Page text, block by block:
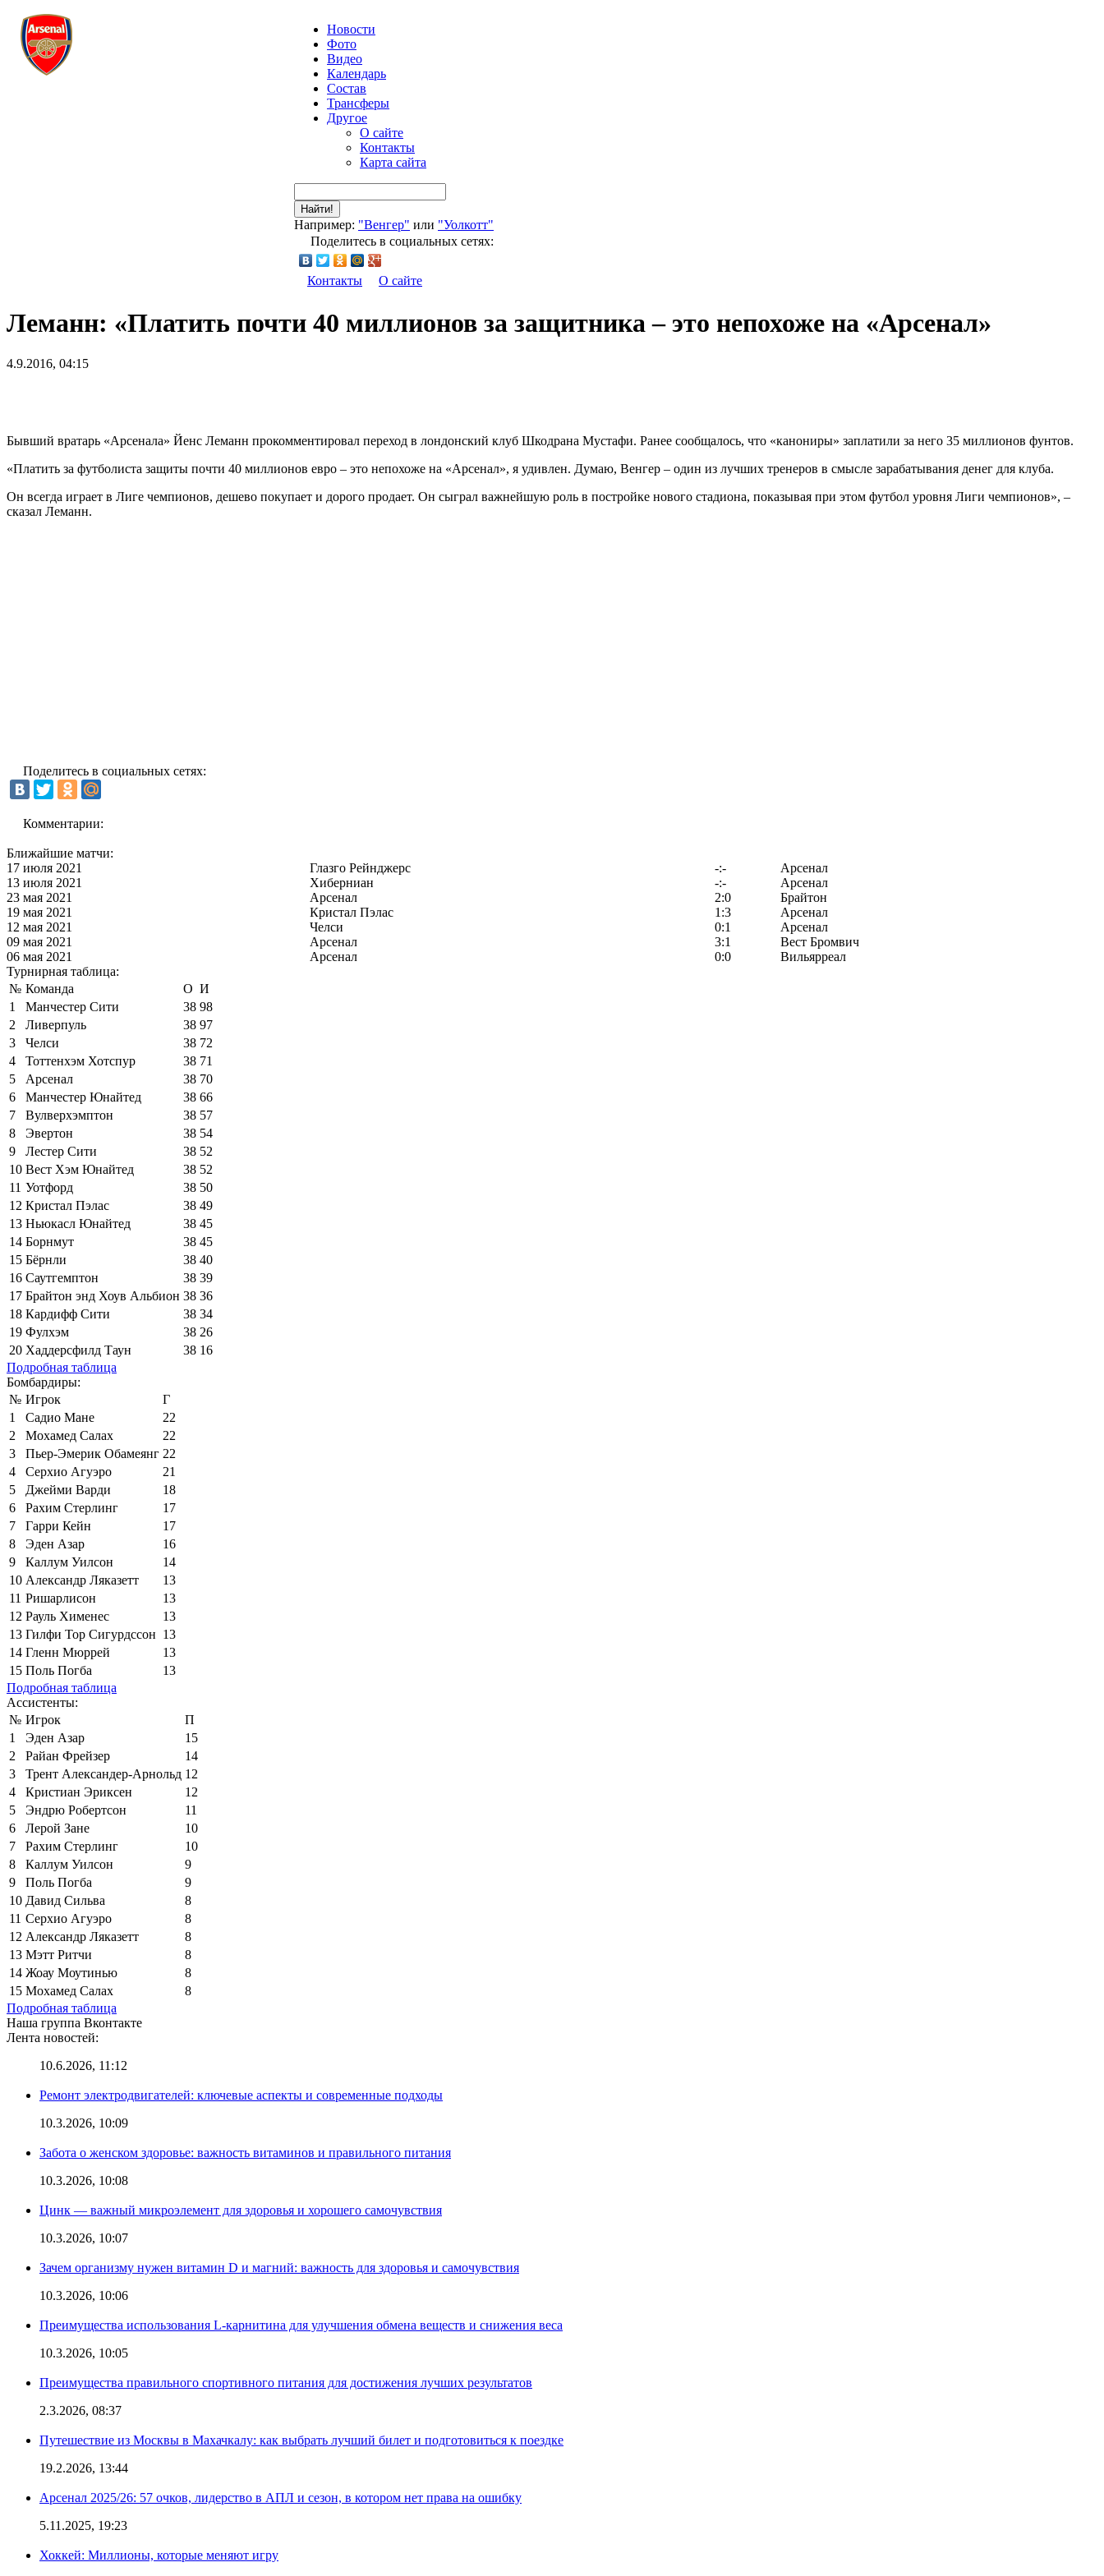
Новости
Фото
Видео
Календарь
Состав
Трансферы
Другое
О сайте
Контакты
Карта сайта
Найти!
Например: "Венгер" или "Уолкотт"
Поделитесь в социальных сетях:
Контакты О сайте
Леманн: «Платить почти 40 миллионов за защитника – это непохоже на «Арсенал»
4.9.2016, 04:15
Бывший вратарь «Арсенала» Йенс Леманн прокомментировал переход в лондонский клуб Шкодрана Мустафи. Ранее сообщалось, что «канониры» заплатили за него 35 миллионов фунтов.
«Платить за футболиста защиты почти 40 миллионов евро – это непохоже на «Арсенал», я удивлен. Думаю, Венгер – один из лучших тренеров в смысле зарабатывания денег для клуба.
Он всегда играет в Лиге чемпионов, дешево покупает и дорого продает. Он сыграл важнейшую роль в постройке нового стадиона, показывая при этом футбол уровня Лиги чемпионов», –
сказал Леманн.
Поделитесь в социальных сетях:
Комментарии:
Ближайшие матчи:
17 июля 2021
Глазго Рейнджерс -:-
Арсенал
13 июля 2021
Хиберниан -:-
Арсенал
23 мая 2021
Арсенал 2:0
Брайтон
19 мая 2021
Кристал Пэлас 1:3
Арсенал
12 мая 2021
Челси 0:1
Арсенал
09 мая 2021
Арсенал 3:1
Вест Бромвич
06 мая 2021
Арсенал 0:0
Вильярреал
Турнирная таблица:
№ Команда О И
1
Манчестер Сити 38 98
2
Ливерпуль 38 97
3
Челси 38 72
4
Тоттенхэм Хотспур 38 71
5
Арсенал 38 70
6
Манчестер Юнайтед 38 66
7
Вулверхэмптон 38 57
8
Эвертон 38 54
9
Лестер Сити 38 52
10 Вест Хэм Юнайтед 38 52
11 Уотфорд 38 50
12 Кристал Пэлас 38 49
13 Ньюкасл Юнайтед 38 45
14 Борнмут 38 45
15 Бёрнли 38 40
16 Саутгемптон 38 39
17 Брайтон энд Хоув Альбион 38 36
18 Кардифф Сити 38 34
19 Фулхэм 38 26
20 Хаддерсфилд Таун 38 16
Подробная таблица
Бомбардиры:
№ Игрок
Г
1
Садио Мане
22
2
Мохамед Салах
22
3
Пьер-Эмерик Обамеянг 22
4
Серхио Агуэро
21
5
Джейми Варди
18
6
Рахим Стерлинг
17
7
Гарри Кейн
17
8
Эден Азар
16
9
Каллум Уилсон
14
10 Александр Ляказетт
13
11 Ришарлисон
13
12 Рауль Хименес
13
13 Гилфи Тор Сигурдссон 13
14 Гленн Мюррей
13
15 Поль Погба
13
Подробная таблица
Ассистенты:
№ Игрок
П
1
Эден Азар
15
2
Райан Фрейзер
14
3
Трент Александер-Арнольд 12
4
Кристиан Эриксен
12
5
Эндрю Робертсон
11
6
Лерой Зане
10
7
Рахим Стерлинг
10
8
Каллум Уилсон
9
9
Поль Погба
9
10 Давид Сильва
8
11 Серхио Агуэро
8
12 Александр Ляказетт
8
13 Мэтт Ритчи
8
14 Жоау Моутинью
8
15 Мохамед Салах
8
Подробная таблица
Наша группа Вконтакте
Лента новостей:
10.6.2026, 11:12
Ремонт электродвигателей: ключевые аспекты и современные подходы
10.3.2026, 10:09
Забота о женском здоровье: важность витаминов и правильного питания
10.3.2026, 10:08
Цинк — важный микроэлемент для здоровья и хорошего самочувствия
10.3.2026, 10:07
Зачем организму нужен витамин D и магний: важность для здоровья и самочувствия
10.3.2026, 10:06
Преимущества использования L-карнитина для улучшения обмена веществ и снижения веса
10.3.2026, 10:05
Преимущества правильного спортивного питания для достижения лучших результатов
2.3.2026, 08:37
Путешествие из Москвы в Махачкалу: как выбрать лучший билет и подготовиться к поездке
19.2.2026, 13:44
Арсенал 2025/26: 57 очков, лидерство в АПЛ и сезон, в котором нет права на ошибку
5.11.2025, 19:23
Хоккей: Миллионы, которые меняют игру